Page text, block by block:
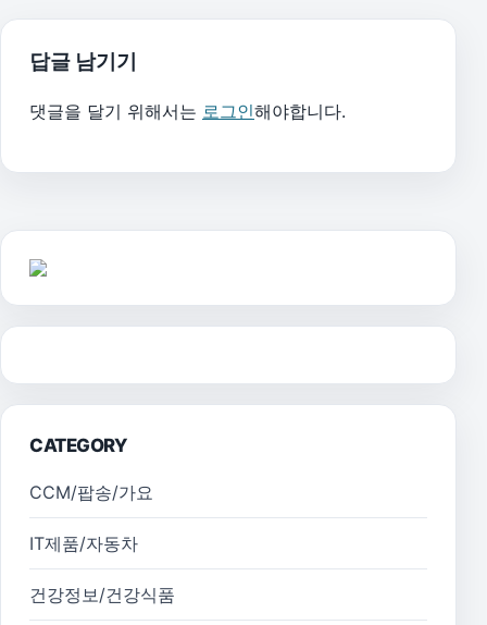
답글 남기기
댓글을 달기 위해서는 로그인해야합니다.
CATEGORY
CCM/팝송/가요
IT제품/자동차
건강정보/건강식품